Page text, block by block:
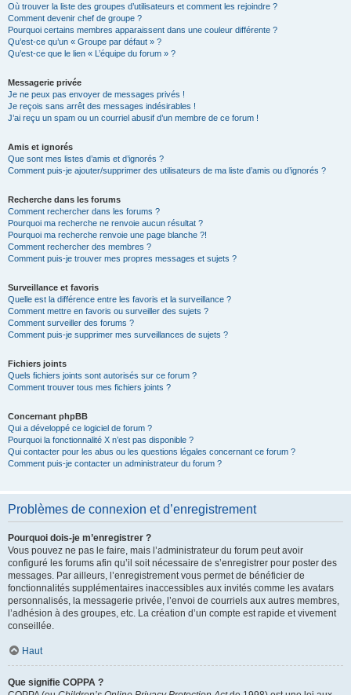
Où trouver la liste des groupes d’utilisateurs et comment les rejoindre ?
Comment devenir chef de groupe ?
Pourquoi certains membres apparaissent dans une couleur différente ?
Qu’est-ce qu’un « Groupe par défaut » ?
Qu’est-ce que le lien « L’équipe du forum » ?
Messagerie privée
Je ne peux pas envoyer de messages privés !
Je reçois sans arrêt des messages indésirables !
J’ai reçu un spam ou un courriel abusif d’un membre de ce forum !
Amis et ignorés
Que sont mes listes d’amis et d’ignorés ?
Comment puis-je ajouter/supprimer des utilisateurs de ma liste d’amis ou d’ignorés ?
Recherche dans les forums
Comment rechercher dans les forums ?
Pourquoi ma recherche ne renvoie aucun résultat ?
Pourquoi ma recherche renvoie une page blanche ?!
Comment rechercher des membres ?
Comment puis-je trouver mes propres messages et sujets ?
Surveillance et favoris
Quelle est la différence entre les favoris et la surveillance ?
Comment mettre en favoris ou surveiller des sujets ?
Comment surveiller des forums ?
Comment puis-je supprimer mes surveillances de sujets ?
Fichiers joints
Quels fichiers joints sont autorisés sur ce forum ?
Comment trouver tous mes fichiers joints ?
Concernant phpBB
Qui a développé ce logiciel de forum ?
Pourquoi la fonctionnalité X n’est pas disponible ?
Qui contacter pour les abus ou les questions légales concernant ce forum ?
Comment puis-je contacter un administrateur du forum ?
Problèmes de connexion et d’enregistrement
Pourquoi dois-je m’enregistrer ?
Vous pouvez ne pas le faire, mais l’administrateur du forum peut avoir
configuré les forums afin qu’il soit nécessaire de s’enregistrer pour poster des
messages. Par ailleurs, l’enregistrement vous permet de bénéficier de
fonctionnalités supplémentaires inaccessibles aux invités comme les avatars
personnalisés, la messagerie privée, l’envoi de courriels aux autres membres,
l’adhésion à des groupes, etc. La création d’un compte est rapide et vivement
conseillée.
Haut
Que signifie COPPA ?